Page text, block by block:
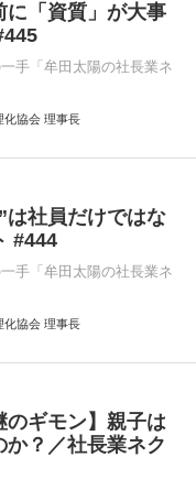
に「資質」が大事
手「牟田太陽の社長業ネ
化協会 理事長
は社員だけではな
#444
手「牟田太陽の社長業ネ
化協会 理事長
のギモン】親子は
？／社長業ネク